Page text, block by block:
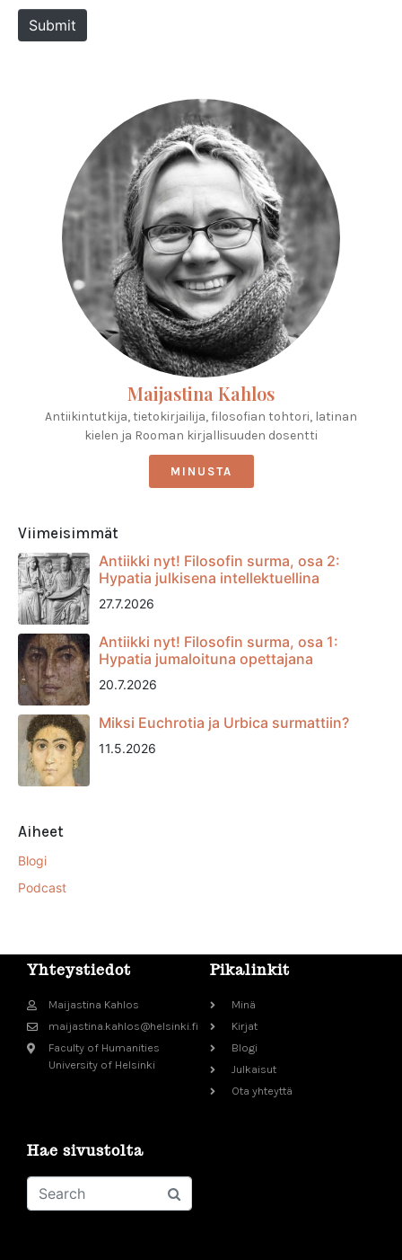
Submit
Maijastina Kahlos
Antiikintutkija, tietokirjailija, filosofian tohtori, latinan
kielen ja Rooman kirjallisuuden dosentti
MINUSTA
Viimeisimmät
Antiikki nyt! Filosofin surma, osa 2:
Hypatia julkisena intellektuellina
27.7.2026
Antiikki nyt! Filosofin surma, osa 1:
Hypatia jumaloituna opettajana
20.7.2026
Miksi Euchrotia ja Urbica surmattiin?
11.5.2026
Aiheet
Blogi
Podcast
Yhteystiedot
Maijastina Kahlos
maijastina.kahlos@helsinki.fi
Faculty of Humanities
University of Helsinki
Pikalinkit
Minä
Kirjat
Blogi
Julkaisut
Ota yhteyttä
Hae sivustolta